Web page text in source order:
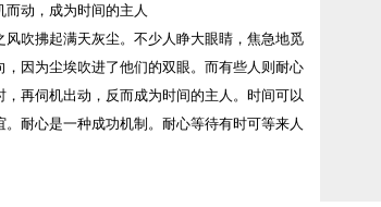
而动，成为时间的主人
风吹拂起满天灰尘。不少人睁大眼睛，焦急地觅
，因为尘埃吹进了他们的双眼。而有些人则耐心
再伺机出动，反而成为时间的主人。时间可以
耐心是一种成功机制。耐心等待有时可等来人